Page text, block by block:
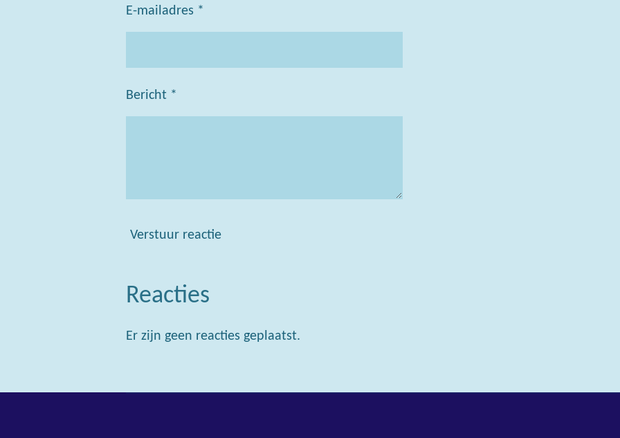
E-mailadres *
Bericht *
Verstuur reactie
Reacties
Er zijn geen reacties geplaatst.